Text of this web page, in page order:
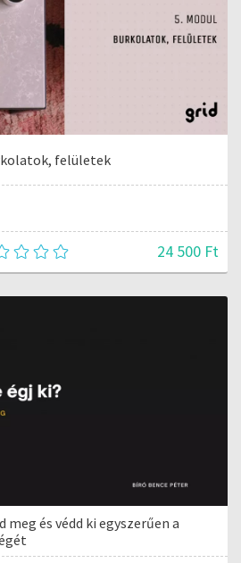
felületek
24 500 Ft
meg és védd ki egyszerűen a